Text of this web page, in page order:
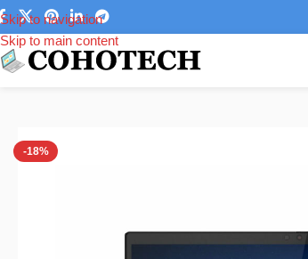
Skip to navigation
Skip to main content
-18%